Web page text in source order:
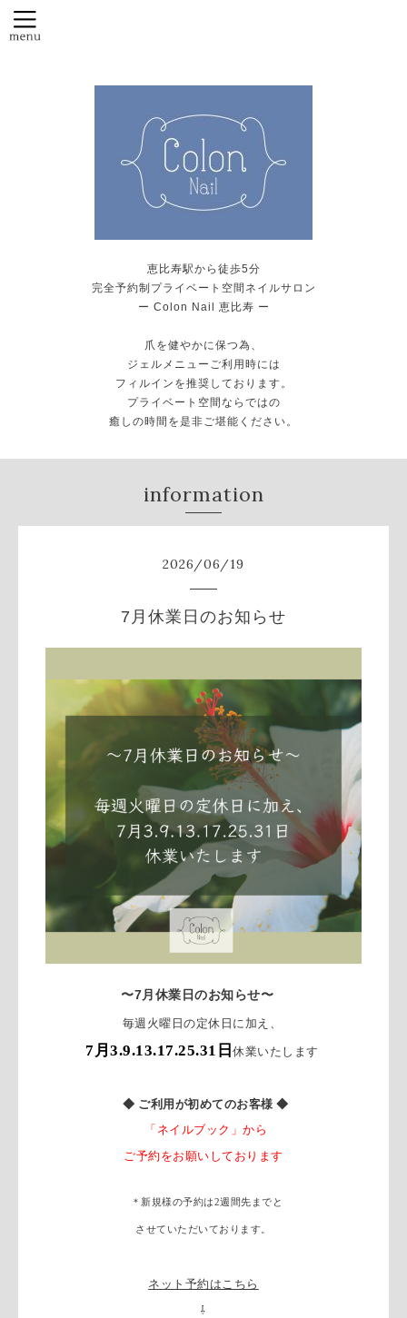
恵比寿駅から徒歩5分
完全予約制プライベート空間ネイルサロン
ー Colon Nail 恵比寿 ー
爪を健やかに保つ為、
ジェルメニューご利用時には
フィルインを推奨しております。
プライベート空間ならではの
癒しの時間を是非ご堪能ください。
information
2026/06/19
7月休業日のお知らせ
〜7月休業日のお知らせ〜
毎週火曜日の定休日に加え、
7月3.9.13.17.25.31日 休業いたします
◆ ご利用が初めてのお客様 ◆
「ネイルブック」から
ご予約をお願いしております
＊新規様の予約は2週間先までと
させていただいております。
ネット予約はこちら
⇩